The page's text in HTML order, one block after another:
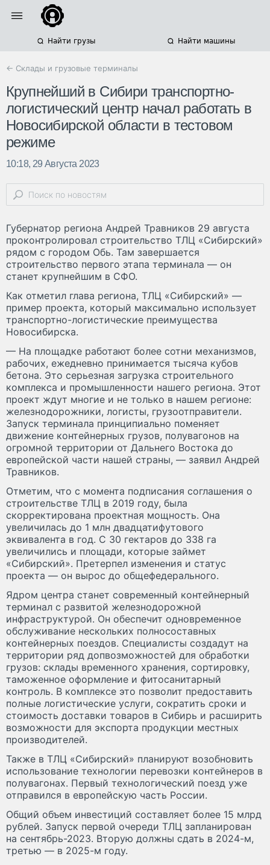
Найти грузы Найти машины
← Склады и грузовые терминалы
Крупнейший в Сибири транспортно-
логистический центр начал работать в
Новосибирской области в тестовом
режиме
10:18, 29 Августа 2023
Губернатор региона Андрей Травников 29 августа
проконтролировал строительство ТЛЦ «Сибирский»
рядом с городом Обь. Там завершается
строительство первого этапа терминала — он
станет крупнейшим в СФО.
Как отметил глава региона, ТЛЦ «Сибирский» —
пример проекта, который максимально использует
транспортно-логистические преимущества
Новосибирска.
— На площадке работают более сотни механизмов,
рабочих, ежедневно принимается тысяча кубов
бетона. Это серьезная загрузка строительного
комплекса и промышленности нашего региона. Этот
проект ждут многие и не только в нашем регионе:
железнодорожники, логисты, грузоотправители.
Запуск терминала принципиально поменяет
движение контейнерных грузов, полувагонов на
огромной территории от Дальнего Востока до
европейской части нашей страны, — заявил Андрей
Травников.
Отметим, что с момента подписания соглашения о
строительстве ТЛЦ в 2019 году, была
скорректирована проектная мощность. Она
увеличилась до 1 млн двадцатифутового
эквивалента в год. С 30 гектаров до 338 га
увеличились и площади, которые займет
«Сибирский». Претерпел изменения и статус
проекта — он вырос до общефедерального.
Ядром центра станет современный контейнерный
терминал с развитой железнодорожной
инфраструктурой. Он обеспечит одновременное
обслуживание нескольких полносоставных
контейнерных поездов. Специалисты создадут на
территории ряд допвозможностей для обработки
грузов: склады временного хранения, сортировку,
таможенное оформление и фитосанитарный
контроль. В комплексе это позволит предоставить
полные логистические услуги, сократить сроки и
стоимость доставки товаров в Сибирь и расширить
возможности для экспорта продукции местных
производителей.
Также в ТЛЦ «Сибирский» планируют возобновить
использование технологии перевозки контейнеров в
полувагонах. Первый технологический поезд уже
отправился в европейскую часть России.
Общий объем инвестиций составляет более 15 млрд
рублей. Запуск первой очереди ТЛЦ запланирован
на сентябрь-2023. Вторую должны сдать в 2024-м,
третью — в 2025-м году.